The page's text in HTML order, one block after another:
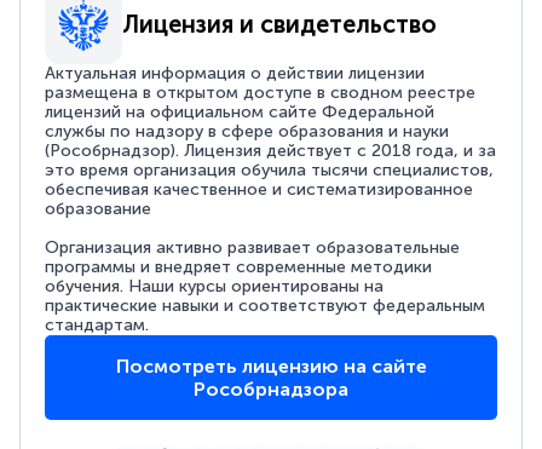
Лицензия и свидетельство
Актуальная информация о действии лицензии
размещена в открытом доступе в сводном реестре
лицензий на официальном сайте Федеральной
службы по надзору в сфере образования и науки
(Рособрнадзор). Лицензия действует с 2018 года, и за
это время организация обучила тысячи специалистов,
обеспечивая качественное и систематизированное
образование
Организация активно развивает образовательные
программы и внедряет современные методики
обучения. Наши курсы ориентированы на
практические навыки и соответствуют федеральным
стандартам.
Посмотреть лицензию на сайте
Рособрнадзора